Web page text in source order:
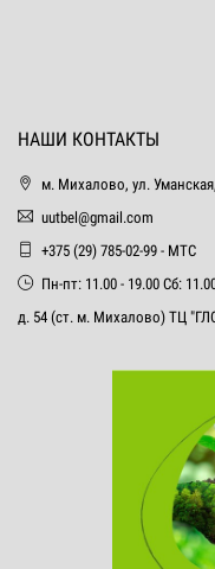
НАШИ КОНТАКТЫ
м. Михалово, ул.
uutbel@gmail.com
+375 (29) 785-02-99 - МТС
Пн-пт: 11.00 - 19.00 Сб:
д. 54 (ст. м. Михалово) ТЦ